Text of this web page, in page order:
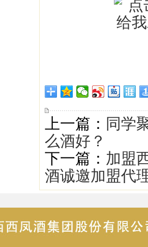
上一篇： 同学
么酒好？
下一篇： 加盟
酒诚邀加盟代